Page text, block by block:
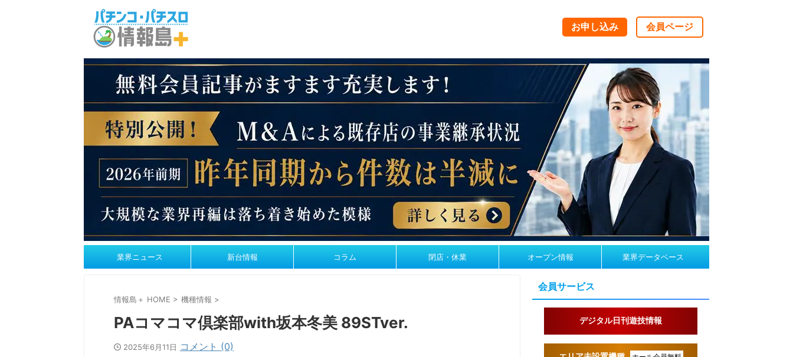
お申し込み 会員ページ
業界ニュース 新台情報 コラム 閉店・休業 オープン情報 業界データベース
情報島＋ HOME > 機種情報 >
PAコマコマ倶楽部with坂本冬美 89STver.
2025年6月11日 コメント (0)
会員サービス
デジタル日刊遊技情報